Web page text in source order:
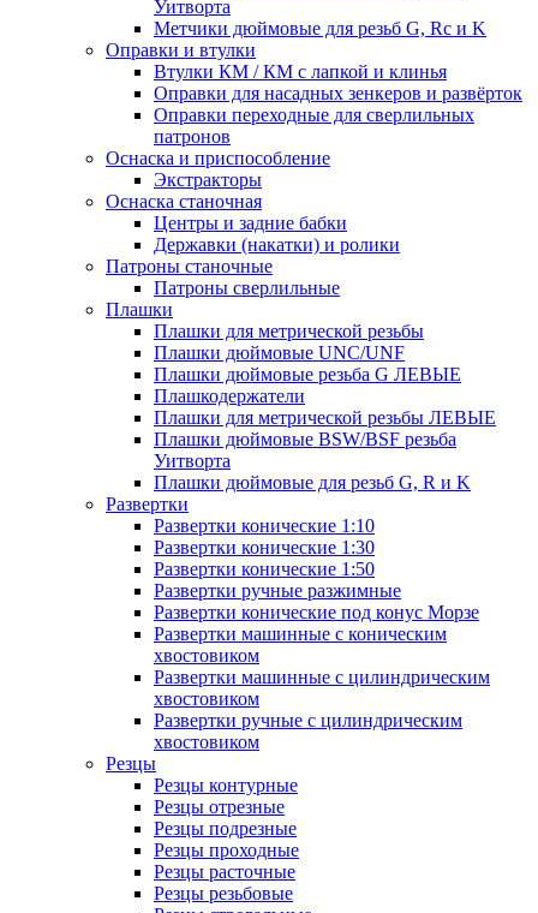
Уитворта
Метчики дюймовые для резьб G, Rc и K
Оправки и втулки
Втулки КМ / КМ с лапкой и клинья
Оправки для насадных зенкеров и развёрток
Оправки переходные для сверлильных
патронов
Оснаска и приспособление
Экстракторы
Оснаска станочная
Центры и задние бабки
Державки (накатки) и ролики
Патроны станочные
Патроны сверлильные
Плашки
Плашки для метрической резьбы
Плашки дюймовые UNC/UNF
Плашки дюймовые резьба G ЛЕВЫЕ
Плашкодержатели
Плашки для метрической резьбы ЛЕВЫЕ
Плашки дюймовые BSW/BSF резьба
Уитворта
Плашки дюймовые для резьб G, R и K
Развертки
Развертки конические 1:10
Развертки конические 1:30
Развертки конические 1:50
Развертки ручные разжимные
Развертки конические под конус Морзе
Развертки машинные с коническим
хвостовиком
Развертки машинные с цилиндрическим
хвостовиком
Развертки ручные с цилиндрическим
хвостовиком
Резцы
Резцы контурные
Резцы отрезные
Резцы подрезные
Резцы проходные
Резцы расточные
Резцы резьбовые